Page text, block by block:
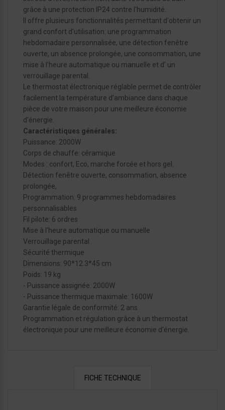
grâce à une protection IP24 contre l'humidité.
Il offre plusieurs fonctionnalités permettant d'obtenir un
grand confort d’utilisation: une programmation
hebdomadaire personnalisée, une détection fenêtre
ouverte, un absence prolongée, une consommation, une
mise à l’heure automatique ou manuelle et d' un
verrouillage parental.
Le thermostat électronique réglable permet de contrôler
facilement la température d’ambiance dans chaque
pièce de votre maison pour une meilleure économie
d'énergie.
Caractéristiques générales:
Puissance: 2000W
Corps de chauffe: céramique
Modes : confort, Eco, marche forcée et hors gel.
Détection fenêtre ouverte, consommation, absence
prolongée,
Programmation: 9 programmes hebdomadaires
personnalisables
Fil pilote: 6 ordres
Mise à l’heure automatique ou manuelle
Verrouillage parental
Sécurité thermique
Dimensions: 90*12.3*45 cm
Poids: 19 kg
- Puissance assignée: 2000W
- Puissance thermique maximale: 1600W
Garantie légale de conformité: 2 ans
Programmation et régulation grâce à un thermostat
électronique pour une meilleure économie d'énergie.
FICHE TECHNIQUE